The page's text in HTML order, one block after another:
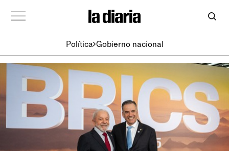
Política Gobierno nacional